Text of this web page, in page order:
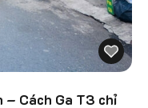
– Cách Ga T3 chỉ